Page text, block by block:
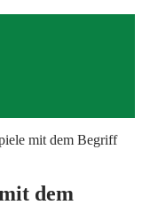
mit dem Begriff
dem